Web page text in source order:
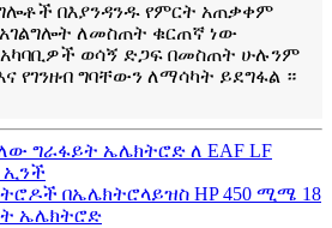
በእያንዳንዱ የምርት አጠቃቀም
አገልግሎት ለመስጠት ቁርጠኛ ነው
አካባቢዎች ወሳኝ ድጋፍ በመስጠት ሁሉንም
የገንዘብ ግባቸውን ለማሳካት ይደግፋል ።
ግራፋይት ኤሌክትሮድ ለ EAF LF
ኢንች
በኤሌክትሮላይዝስ HP 450 ሚሜ 18
ኤሌክትሮድ